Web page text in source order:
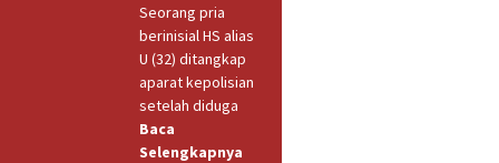
Seorang pria
berinisial HS alias
U (32) ditangkap
aparat kepolisian
setelah diduga
Baca
Selengkapnya